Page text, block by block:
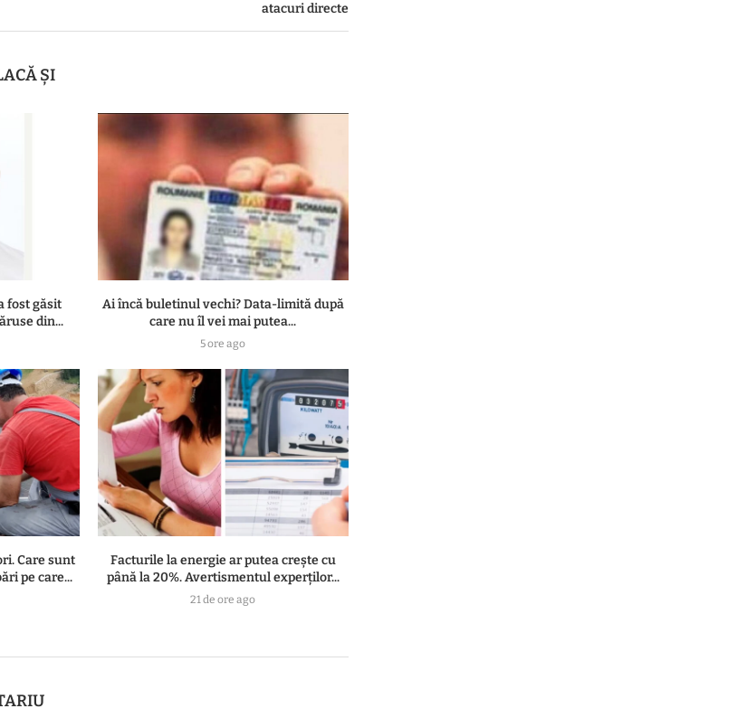
atacuri directe
ȘI
fost găsit
din...
Ai încă buletinul vechi? Data-limită după
care nu îl vei mai putea...
5 ore ago
Care sunt
pe care...
Facturile la energie ar putea crește cu
până la 20%. Avertismentul experților...
21 de ore ago